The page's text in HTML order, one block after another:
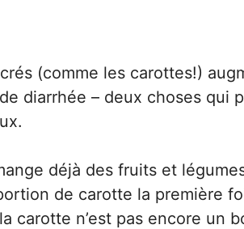
(comme les carottes!)
diarrhée – deux choses qui
déjà des fruits et
de carotte la première
carotte n’est pas encore un